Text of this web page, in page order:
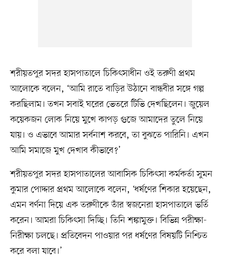
শরীয়তপুর সদর হাসপাতালে চিকিৎসাধীন ওই তরুণী প্রথম
আলোকে বলেন, ‘আমি রাতে বাড়ির উঠানে বান্ধবীর সঙ্গে গল্প
করছিলাম। তখন সবাই ঘরের ভেতরে টিভি দেখছিলেন। জুয়েল
কয়েকজন লোক নিয়ে মুখে কাপড় গুজে আমাদের তুলে নিয়ে
যায়। ও এভাবে আমার সর্বনাশ করবে, তা বুঝতে পারিনি। এখন
আমি সমাজে মুখ দেখাব কীভাবে?’
শরীয়তপুর সদর হাসপাতালের আবাসিক চিকিৎসা কর্মকর্তা সুমন
কুমার পোদ্দার প্রথম আলোকে বলেন, ‘ধর্ষণের শিকার হয়েছেন,
এমন বর্ণনা দিয়ে এক তরুণীকে তাঁর স্বজনেরা হাসপাতালে ভর্তি
করেন। আমরা চিকিৎসা দিচ্ছি। তিনি শঙ্কামুক্ত। বিভিন্ন পরীক্ষা-
নিরীক্ষা চলছে। প্রতিবেদন পাওয়ার পর ধর্ষণের বিষয়টি নিশ্চিত
করে বলা যাবে।’